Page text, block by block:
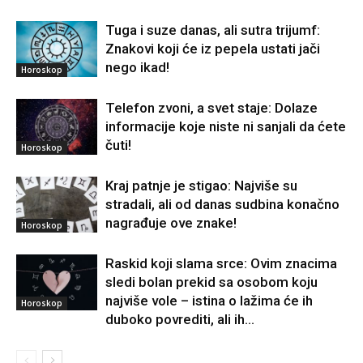
Horoskop
Tuga i suze danas, ali sutra trijumf:
Znakovi koji će iz pepela ustati jači
nego ikad!
Horoskop
Telefon zvoni, a svet staje: Dolaze
informacije koje niste ni sanjali da ćete
čuti!
Horoskop
Kraj patnje je stigao: Najviše su
stradali, ali od danas sudbina konačno
nagrađuje ove znake!
Horoskop
Raskid koji slama srce: Ovim znacima
sledi bolan prekid sa osobom koju
najviše vole – istina o lažima će ih
duboko povrediti, ali ih...